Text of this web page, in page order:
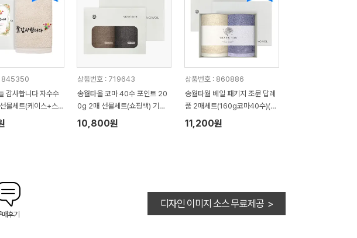
845350
감사합니다 자수수
물세트(케이스+스
상품번호 : 719643
송월타올 코마 40수 포인트 20
0g 2매 선물세트(쇼핑백) 기념
수건 답례품
10,800원
상품번호 : 860886
송월타월 베일 패키지 조문 답례
품 2매세트(160g코마40수)(쇼
핑백 증정)
11,200원
매후기
디자인 이미지 소스 무료제공 >